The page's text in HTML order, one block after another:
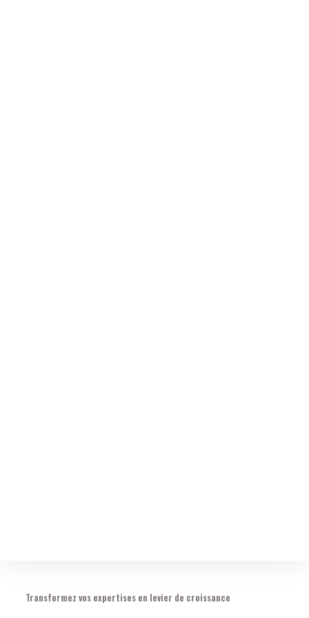
Transformez vos expertises en levier de croissance